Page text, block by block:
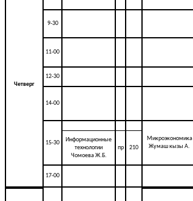
Четверг
9-30
11-00
12-30
14-00
15-30
Микроэкономика
Жумаш кызы А.
Информационные
технологии
Чомоева Ж.Б.
пр 210
17-00